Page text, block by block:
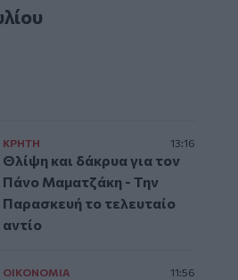
ΚΡΗΤΗ 13:16
Θλίψη και δάκρυα για τον
Πάνο Μαματζάκη - Την
Παρασκευή το τελευταίο
αντίο
ΟΙΚΟΝΟΜΙΑ 11:56